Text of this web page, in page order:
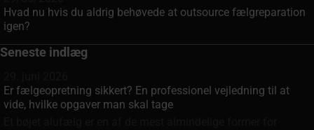
Hvad nu hvis du aldrig behøvede at outsource fælgreparation
igen?
Seneste indlæg
Er fælgeopretning sikkert? En professionel vejledning til at
vide, hvilke opgaver man skal tage